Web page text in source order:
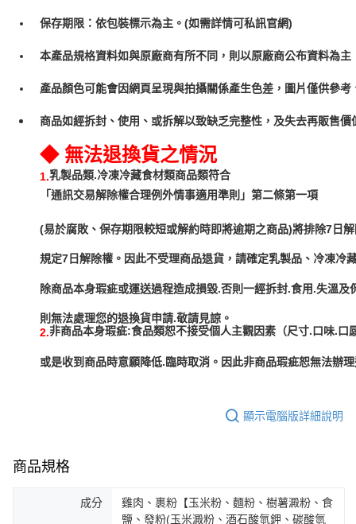
保存期限：依包裝標示為主。(如需詳情可私訊官網)
本產品規格資料如與原廠商有所不同，則以原廠商公布資料為主
產品顏色可能會因網頁呈現與拍攝關係產生色差，圖片僅供參
商品如經拆封、使用、或拆解以致缺乏完整性，及失去再販售
◆ 無法退換貨之情況
1.乳製品類.冷凍冷藏食材類商品類符合
「通訊交易解除權合理例外情事適用準則」第二條第一項
(易於腐敗、保存期限較短或解約時即將逾期之商品)將排除7日
規定7日解除權。因此不受理商品退貨，請確定乳製品、冷凍冷
除商品本身瑕疵或運送過程造成損毀.否則一經拆封.食用.失溫及
2.非商品本身瑕疵:食品類恕不接受個人主觀因素（尺寸.口味.口
或是收到商品時意願降低.臨時取消。因此非商品瑕疵恕無法辦
顯示電腦版詳細說明
商品規格
成分
雞肉、裹粉【玉米粉、麵粉、樹薯澱粉、食
鹽、發粉(玉米澱粉、酒石酸氫鉀、碳酸氫